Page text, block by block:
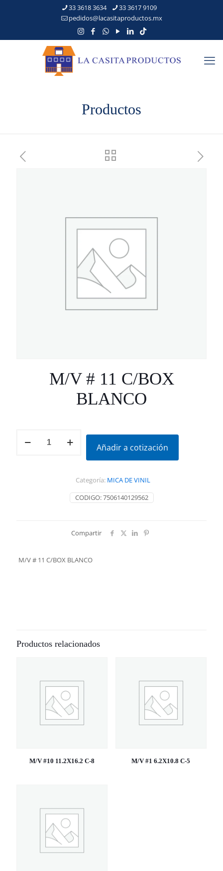
33 3618 3634
33 3617 9109
pedidos@lacasitaproductos.mx
Productos
M/V # 11 C/BOX
BLANCO
Añadir a cotización
CODIGO:7506140129562
Categoría: MICA DE VINIL
Compartir
M/V # 11 C/BOX BLANCO
Productos relacionados
M/V #10 11.2X16.2 C-8 M/V #1 6.2X10.8 C-5